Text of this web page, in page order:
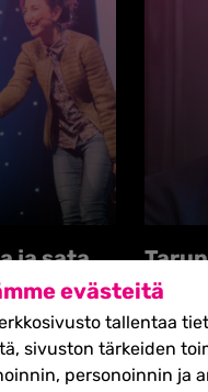
evästeitä
tallentaa
sivuston tärkeiden
personoinnin ja
ja sata
than